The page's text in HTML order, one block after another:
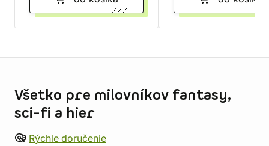
Všetko pre milovníkov fantasy,
sci-fi a hier
Rýchle doručenie